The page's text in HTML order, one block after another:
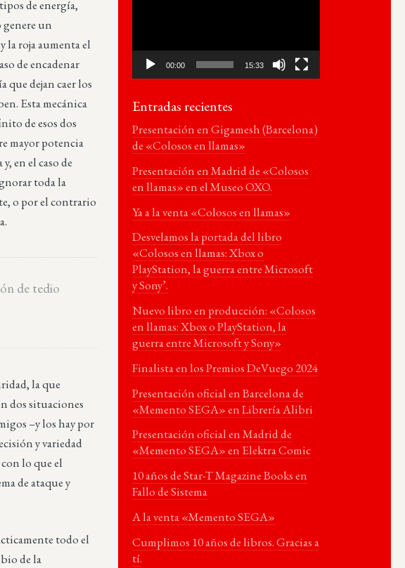
de energía,
genere un
la roja aumenta el
de encadenar
que dejan caer los
Esta mecánica
de esos dos
mayor potencia
en el caso de
toda la
o por el contrario
de tedio
la que
dos situaciones
–y los hay por
y variedad
lo que el
de ataque y
todo el
de la
00:00 15:33
Entradas recientes
Presentación en Gigamesh (Barcelona)
de «Colosos en llamas»
Presentación en Madrid de «Colosos
en llamas» en el Museo OXO.
Ya a la venta «Colosos en llamas»
Desvelamos la portada del libro
«Colosos en llamas: Xbox o
PlayStation, la guerra entre Microsoft
y Sony’.
Nuevo libro en producción: «Colosos
en llamas: Xbox o PlayStation, la
guerra entre Microsoft y Sony»
Finalista en los Premios DeVuego 2024
Presentación oficial en Barcelona de
«Memento SEGA» en Librería Alibri
Presentación oficial en Madrid de
«Memento SEGA» en Elektra Comic
10 años de Star-T Magazine Books en
Fallo de Sistema
A la venta «Memento SEGA»
Cumplimos 10 años de libros. Gracias a
tí.